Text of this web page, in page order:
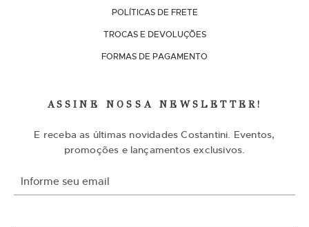
POLÍTICAS DE FRETE
TROCAS E DEVOLUÇÕES
FORMAS DE PAGAMENTO
ASSINE NOSSA NEWSLETTER!
E receba as últimas novidades Costantini. Eventos,
promoções e lançamentos exclusivos.
s